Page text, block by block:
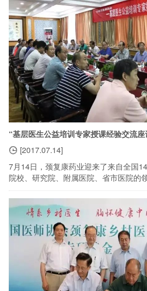
“基层医生公益培训专家授课经验交流
 [2017.07.14]
7月14日，颈复康药业迎来了来自全国
院校、研究院、附属医院、省市医院的
20余人，共同召开了“印象颈复康——基
家授课经验交流座谈会”。集团公司董事